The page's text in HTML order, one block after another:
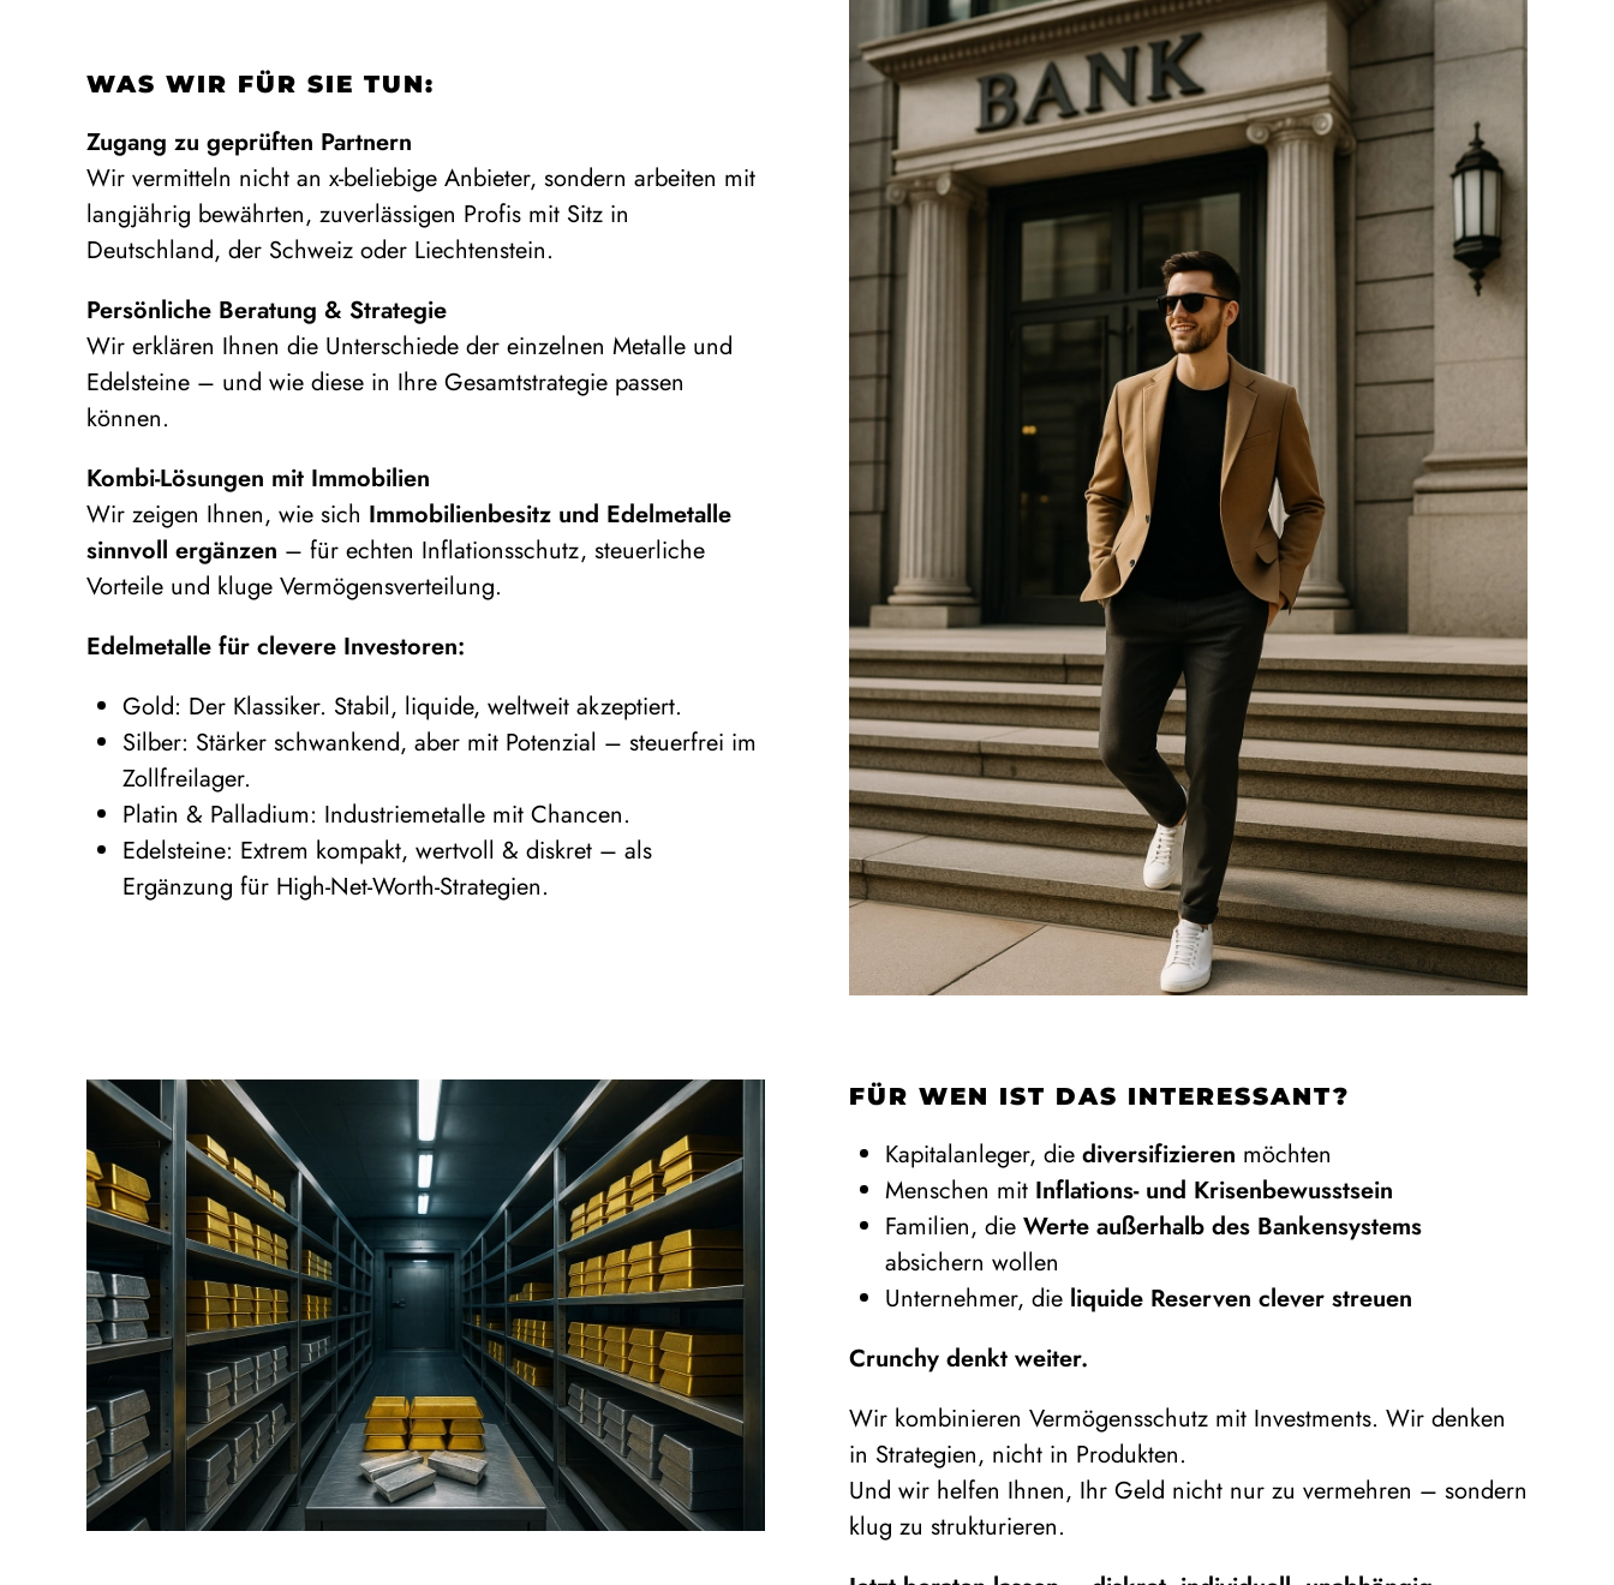
WAS WIR FÜR SIE TUN:
Zugang zu geprüften Partnern
Wir vermitteln nicht an x-beliebige Anbieter, sondern arbeiten mit
langjährig bewährten, zuverlässigen Profis mit Sitz in
Deutschland, der Schweiz oder Liechtenstein.
Persönliche Beratung & Strategie
Wir erklären Ihnen die Unterschiede der einzelnen Metalle und
Edelsteine – und wie diese in Ihre Gesamtstrategie passen
können.
Kombi-Lösungen mit Immobilien
Wir zeigen Ihnen, wie sich Immobilienbesitz und Edelmetalle
sinnvoll ergänzen – für echten Inflationsschutz, steuerliche
Vorteile und kluge Vermögensverteilung.
Edelmetalle für clevere Investoren:
Gold: Der Klassiker. Stabil, liquide, weltweit akzeptiert.
Silber: Stärker schwankend, aber mit Potenzial – steuerfrei im
Zollfreilager.
Platin & Palladium: Industriemetalle mit Chancen.
Edelsteine: Extrem kompakt, wertvoll & diskret – als
Ergänzung für High-Net-Worth-Strategien.
FÜR WEN IST DAS INTERESSANT?
Kapitalanleger, die diversifizieren möchten
Menschen mit Inflations- und Krisenbewusstsein
Familien, die Werte außerhalb des Bankensystems
absichern wollen
Unternehmer, die liquide Reserven clever streuen
Crunchy denkt weiter.
Wir kombinieren Vermögensschutz mit Investments. Wir denken
in Strategien, nicht in Produkten.
Und wir helfen Ihnen, Ihr Geld nicht nur zu vermehren – sondern
klug zu strukturieren.